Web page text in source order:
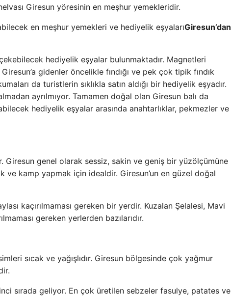
Giresun yöresinin en meşhur yemekleridir.
Giresun’dan
hediyelik eşyalar bulunmaktadır. Magnetleri
gidenler öncelikle fındığı ve pek çok tipik fındık
da turistlerin sıklıkla satın aldığı bir hediyelik eşyadır.
ayrılmıyor. Tamamen doğal olan Giresun balı da
hediyelik eşyalar arasında anahtarlıklar, pekmezler ve
genel olarak sessiz, sakin ve geniş bir yüzölçümüne
ve kamp yapmak için idealdir. Giresun’un en güzel doğal
kaçırılmaması gereken bir yerdir. Kuzalan Şelalesi, Mavi
gereken yerlerden bazılarıdır.
sıcak ve yağışlıdır. Giresun bölgesinde çok yağmur
sırada geliyor. En çok üretilen sebzeler fasulye, patates ve